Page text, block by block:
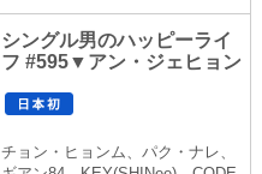
シングル男のハッピーライ
フ #595▼アン・ジェヒョン
チョン・ヒョンム、パク・ナレ、